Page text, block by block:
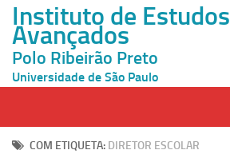
Instituto de Estudos
Avançados
Polo Ribeirão Preto
Universidade de São Paulo
Página Inicial
COM ETIQUETA: DIRETOR ESCOLAR